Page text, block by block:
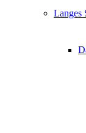
Langes